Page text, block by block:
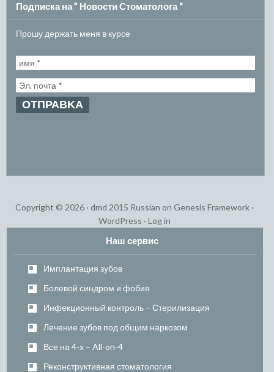
Подписка на ” Новости Стоматолога “
Прошу держать меня в курсе
Copyright © 2026 · dmd 2015 Russian on Genesis Framework ·
WordPress · Log in
Наш сервис
Имплантация зубов
Болевой синдром и фобия
Инфекционный контроль – Стерилизация
Лечение зубов под общим наркозом
Все на 4-х – All-on-4
Реконструктивная стоматология